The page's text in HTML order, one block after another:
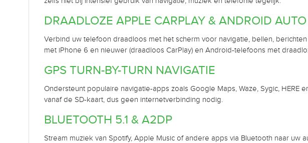
DRAADLOZE APPLE CARPLAY & ANDROID AUTO
Verbind uw telefoon draadloos met het scherm voor navigatie, bellen,
met iPhone 6 en nieuwer (draadloos CarPlay) en Android-telefoons met
GPS TURN-BY-TURN NAVIGATIE
Ondersteunt populaire navigatie-apps zoals Google Maps, Waze, Sygic,
vanaf de SD-kaart, dus geen internetverbinding nodig.
BLUETOOTH 5.1 & A2DP
Stream muziek van Spotify, Apple Music of andere apps via Bluetooth naar